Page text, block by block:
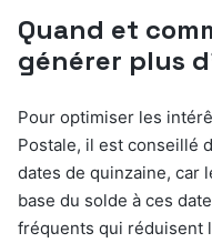
Quand et
générer plus
Pour optimiser les
Postale, il est conseillé
dates de quinzaine, car
base du solde à ces
fréquents qui réduisent